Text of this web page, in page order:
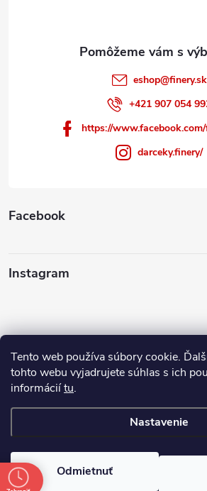
Tento web používa súbory cookie.
tohto webu vyjadrujete súhlas s ich
informáciítu.
Nastavenie
Odmietnuť
eshop@finery.sk
+421 907 054
https://
darceky.finery/
Facebook
Instagram
Sledovať na Instagrame
Ako nakupovať
FINERY I darčeky.